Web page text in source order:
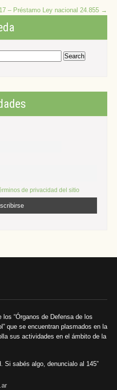
– Préstamo Ley nacional 24.855 →
de privacidad del sitio
“Órganos de Defensa de los
que se encuentran plasmados en la
sus actividades en el ámbito de la
Si sabés algo, denuncialo al 145”